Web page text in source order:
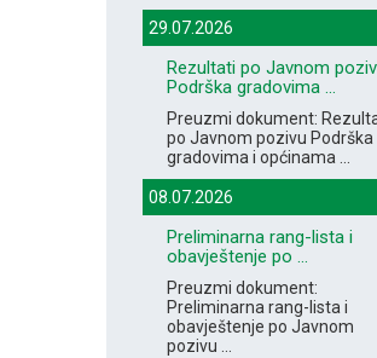
29.07.2026
Rezultati po Javnom
Podrška gradovima ...
Preuzmi dokument:
po Javnom pozivu Podrška
gradovima i općinama ...
08.07.2026
Preliminarna rang-lista i
obavještenje po ...
Preuzmi dokument:
Preliminarna rang-lista i
obavještenje po Javnom
pozivu ...